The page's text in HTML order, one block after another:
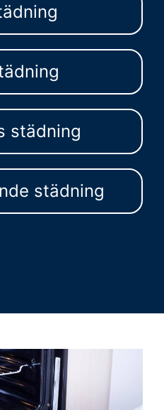
städning
städning